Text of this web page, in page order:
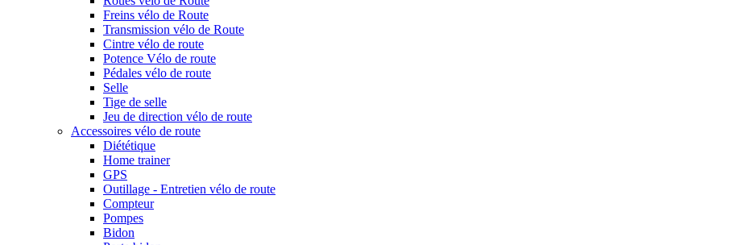
Freins vélo de Route
Transmission vélo de Route
Cintre vélo de route
Potence Vélo de route
Pédales vélo de route
Selle
Tige de selle
Jeu de direction vélo de route
Accessoires vélo de route
Diététique
Home trainer
GPS
Outillage - Entretien vélo de route
Compteur
Pompes
Bidon